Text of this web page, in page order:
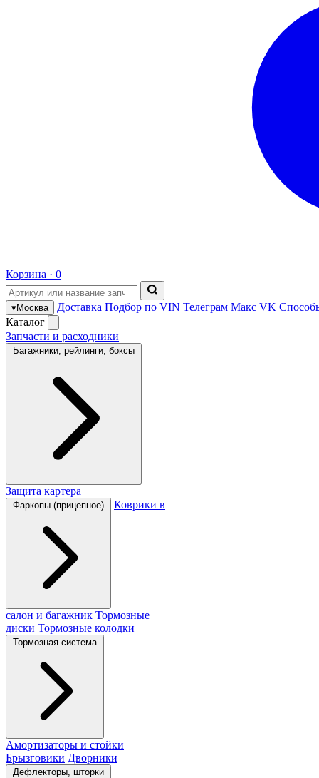
Корзина · 0
▾Москва Доставка Подбор по VIN Телеграм Макс VK
Каталог
Запчасти и расходники
Багажники, рейлинги, боксы
Защита картера
Фаркопы (прицепное) Коврики в
салон и багажник Тормозные
диски Тормозные колодки
Тормозная система
Амортизаторы и стойки
Брызговики Дворники
Дефлекторы, шторки